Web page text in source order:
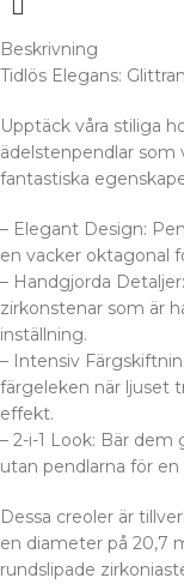
Beskrivning
Tidlös Elegans:
Upptäck våra stiliga
ädelstenpendlar som
fantastiska
– Elegant Design:
en vacker oktagonal
– Handgjorda
zirkonstenar som är
inställning.
– Intensiv
färgeleken när ljuset
effekt.
– 2-i-1 Look: Bär
utan pendlarna för
Dessa creoler är
en diameter på 20,7
rundslipade